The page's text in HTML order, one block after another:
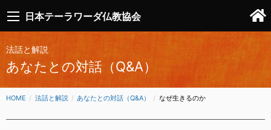
日本テーラワーダ仏教協会
法話と解説
あなたとの対話（Q&A）
HOME 法話と解説 あなたとの対話（Q&A） CURRENT:
なぜ生きるのか